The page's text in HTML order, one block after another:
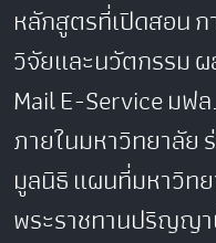
หลักสูตรที่เปิดสอน
วิจัยและนวัตกรรม
MailE-Serviceมฟ
ภายในมหาวิทยาลัย
มูลนิธิแผนที่มหาวิท
พระราชทานปริญญ